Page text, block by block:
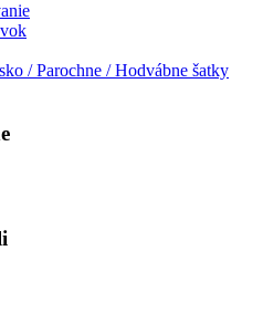
/ Parochne / Hodvábne šatky